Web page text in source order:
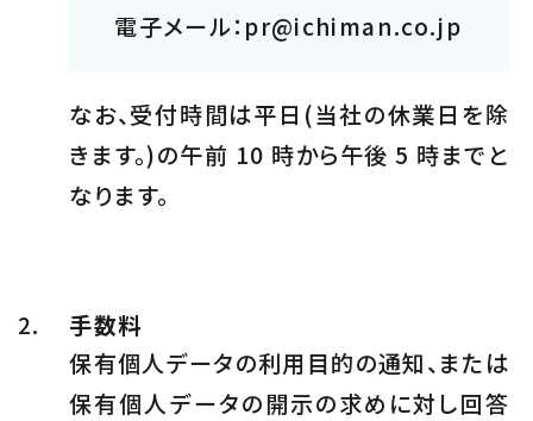
電子メール：pr@ichiman.co.jp
なお、受付時間は平日(当社の休業日を除
きます。)の午前 10 時から午後 5 時までと
なります。
手数料
保有個人データの利用目的の通知、または
保有個人データの開示の求めに対し回答